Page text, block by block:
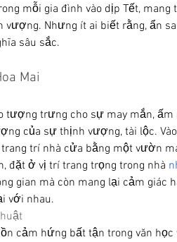
mỗi gia đình vào dịp Tết, mang
Nhưng ít ai biết rằng, ẩn
sâu sắc.
Mai
tượng trưng cho sự may mắn,
của sự thịnh vượng, tài lộc.
trí nhà cửa bằng một vườn
đặt ở vị trí trang trọng trong nhà
gian mà còn mang lại cảm giác
với nhau.
cảm hứng bất tận trong văn học